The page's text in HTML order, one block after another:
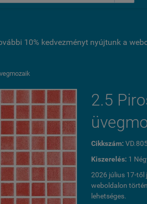
10% kedvezményt nyújtunk a
2.5
Cikkszám:
Kiszerelés: 1
2026 július 17-től
weboldalon
lehetséges.